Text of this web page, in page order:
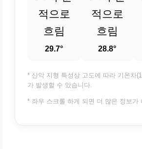
적으로
흐림
29.7°
적으로
흐림
28.8°
* 산악 지형 특성상 고도에 따라 기온차
가 발생할 수 있습니다.
* 좌우 스크롤 하게 되면 더 많은 정보가